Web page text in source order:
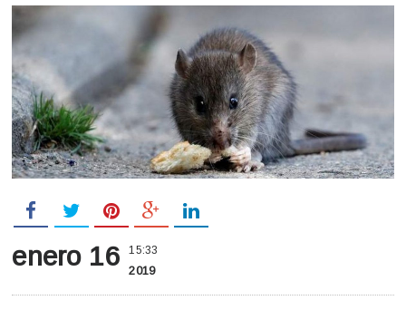
enero 16 15:33
2019